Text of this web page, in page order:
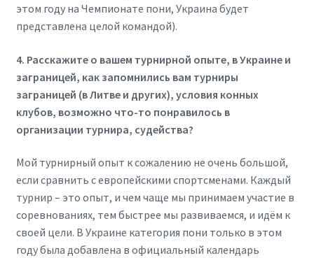
этом году на Чемпионате пони, Украина будет
представлена целой командой).
4. Расскажите о вашем турнирной опыте, в Украине и
заграницей, как запомнились вам турниры
заграницей (в Литве и других), условия конных
клубов, возможно что-то понравилось в
организации турнира, судейства?
Мой турнирный опыт к сожалению не очень большой,
если сравнить с европейскими спортсменами. Каждый
турнир – это опыт, и чем чаще мы принимаем участие в
соревнованиях, тем быстрее мы развиваемся, и идём к
своей цели. В Украине категория пони только в этом
году была добавлена в официальный календарь